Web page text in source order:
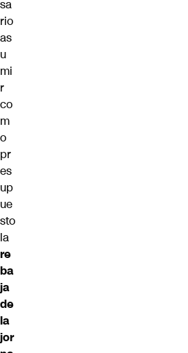
sa
rio
as
u
mi
r
co
m
o
pr
es
up
ue
sto
la
re
ba
ja
de
la
jor